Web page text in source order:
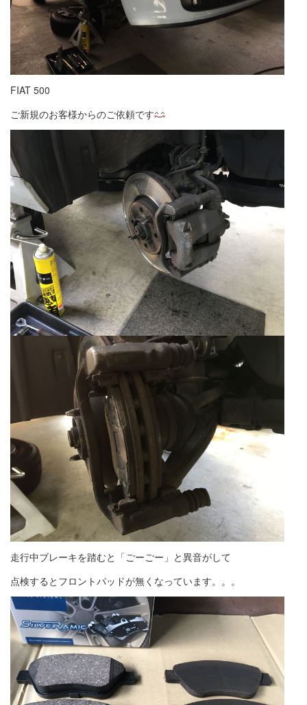
FIAT 500
ご新規のお客様からのご依頼です
走行中ブレーキを踏むと「ごーごー」と異音がして
点検するとフロントパッドが無くなっています。。。